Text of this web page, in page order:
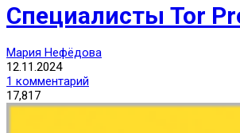
Специалисты Tor
Мария Нефёдова
12.11.2024
1 комментарий
17,817